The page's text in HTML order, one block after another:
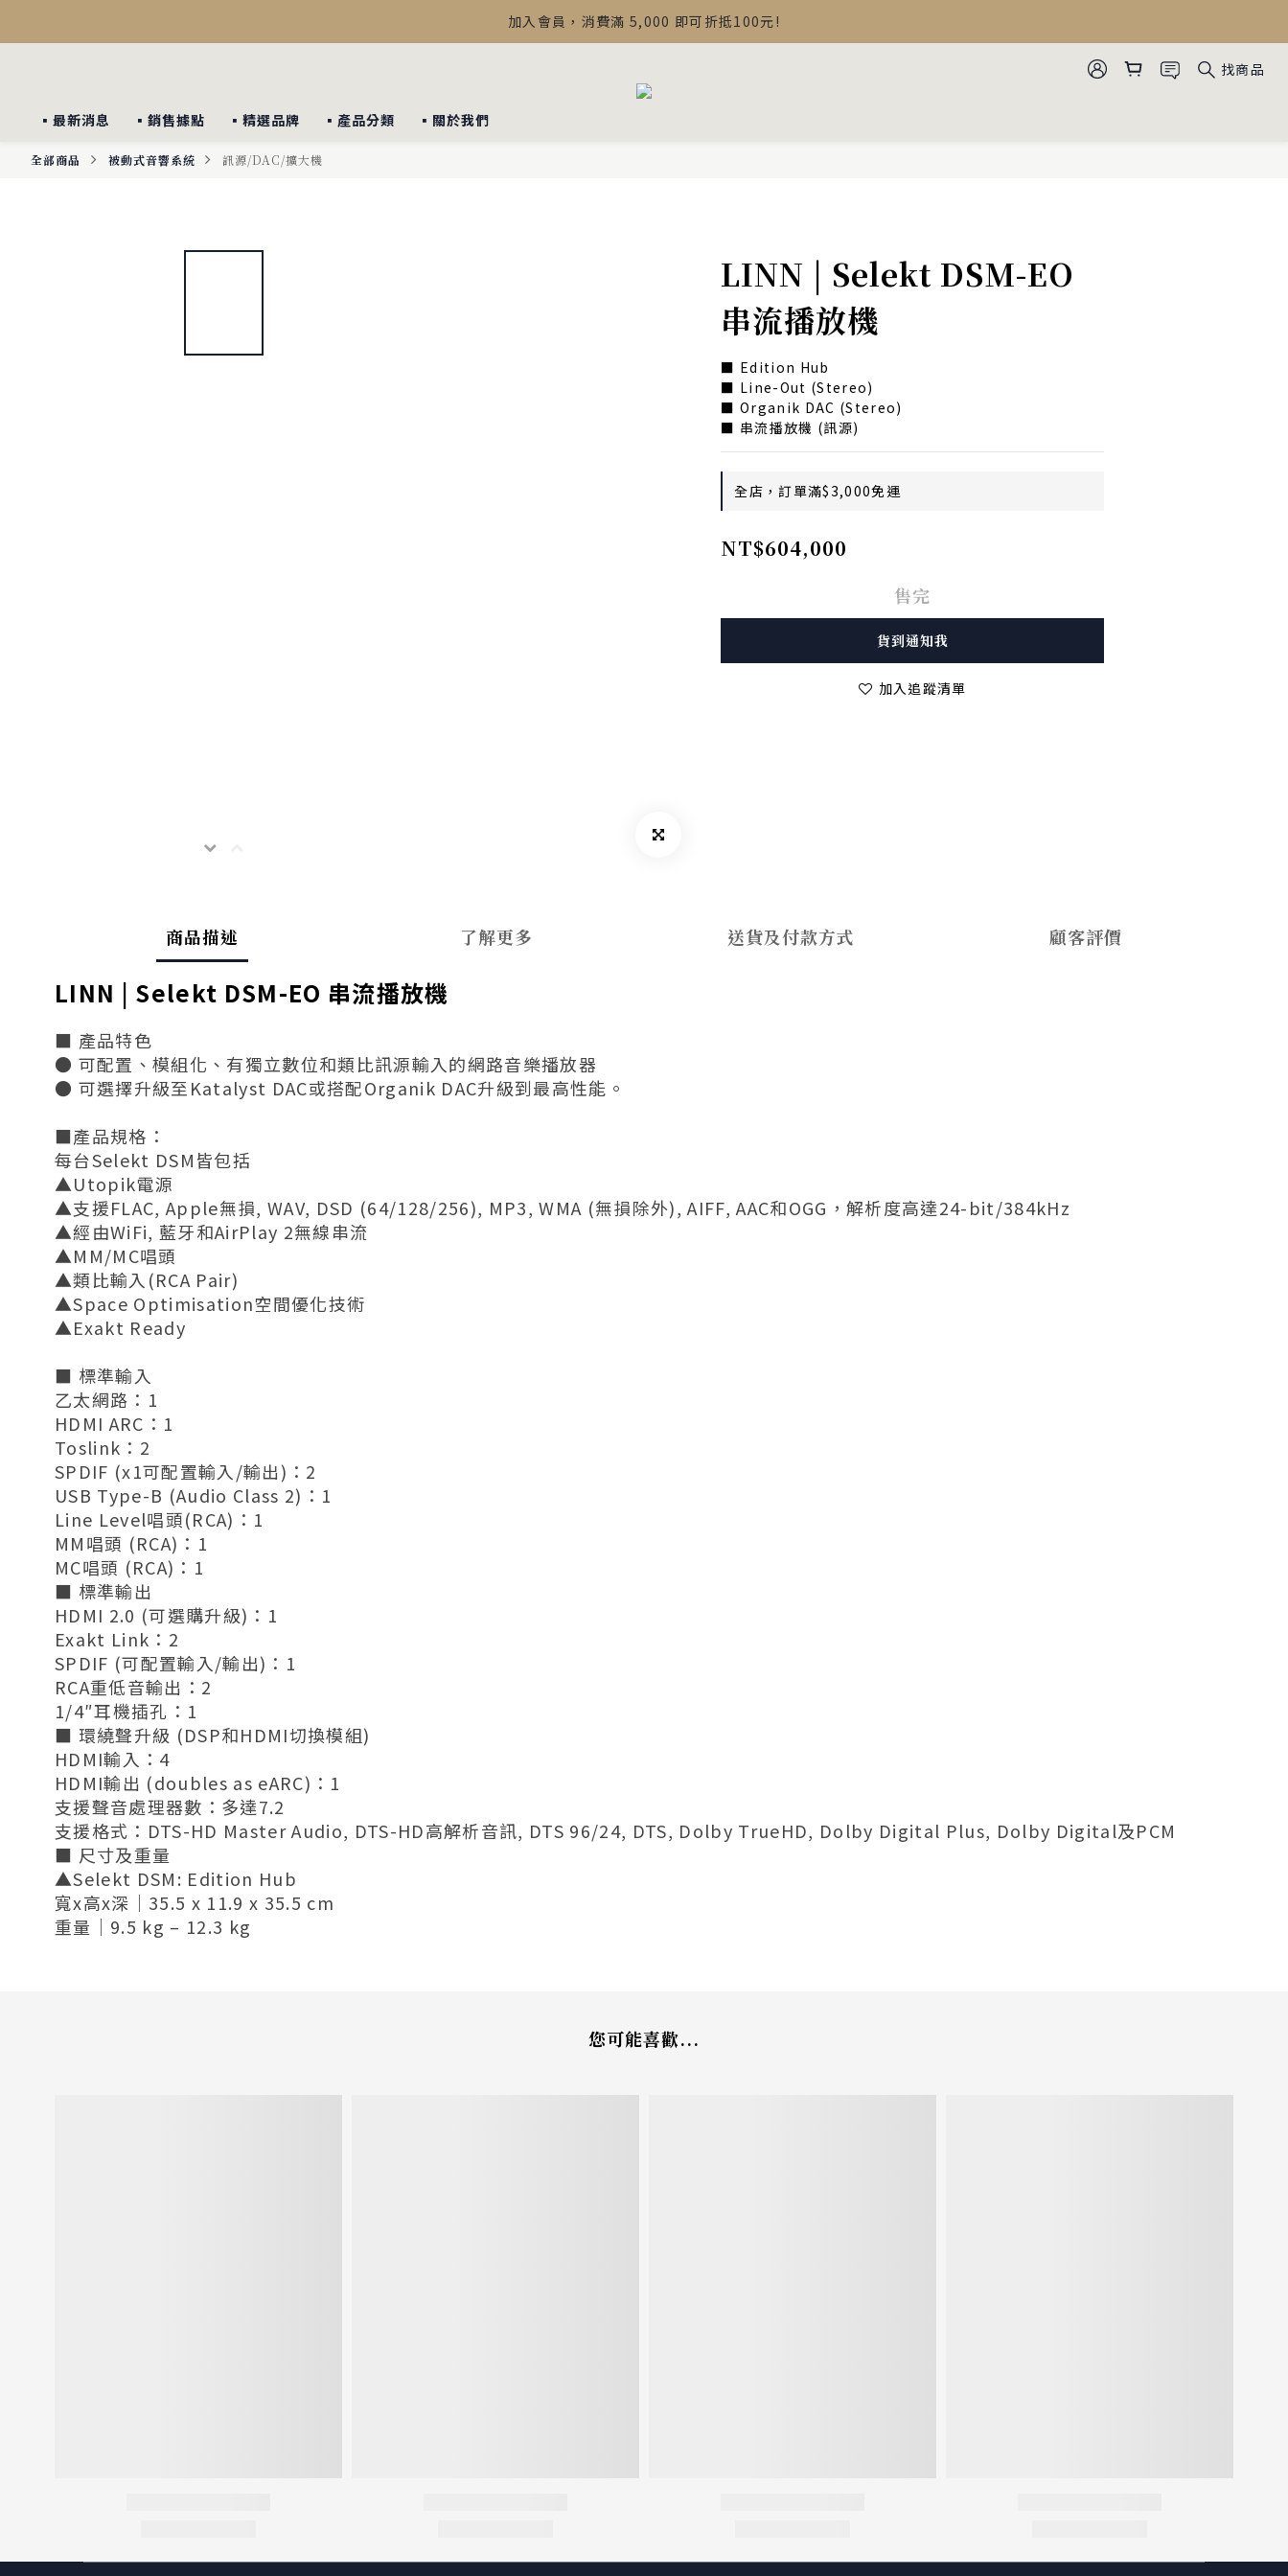
【最新公告】Devialet Mania 盒內配件調整說明
加入會員，消費滿 5,000 即可折抵100元!
找商品
▪︎最新消息 ▪︎銷售據點 ▪︎精選品牌 ▪︎產品分類 ▪︎關於我們
全部商品 被動式音響系統 訊源/DAC/擴大機
LINN | Selekt DSM-EO
串流播放機
■ Edition Hub
■ Line-Out (Stereo)
■ Organik DAC (Stereo)
■ 串流播放機 (訊源)
全店，訂單滿$3,000免運
NT$604,000
售完
貨到通知我
加入追蹤清單
商品描述 了解更多 送貨及付款方式 顧客評價
LINN | Selekt DSM-EO 串流播放機
■ 產品特色
● 可配置、模組化、有獨立數位和類比訊源輸入的網路音樂播放器
● 可選擇升級至Katalyst DAC或搭配Organik DAC升級到最高性能。
■產品規格：
每台Selekt DSM皆包括
▲Utopik電源
▲支援FLAC, Apple無損, WAV, DSD (64/128/256), MP3, WMA (無損除外), AIFF, AAC和OGG，解析度高達24-bit/384kHz
▲經由WiFi, 藍牙和AirPlay 2無線串流
▲MM/MC唱頭
▲類比輸入(RCA Pair)
▲Space Optimisation空間優化技術
▲Exakt Ready
■ 標準輸入
乙太網路：1
HDMI ARC：1
Toslink：2
SPDIF (x1可配置輸入/輸出)：2
USB Type-B (Audio Class 2)：1
Line Level唱頭(RCA)：1
MM唱頭 (RCA)：1
MC唱頭 (RCA)：1
■ 標準輸出
HDMI 2.0 (可選購升級)：1
Exakt Link：2
SPDIF (可配置輸入/輸出)：1
RCA重低音輸出：2
1/4″耳機插孔：1
■ 環繞聲升級 (DSP和HDMI切換模組)
HDMI輸入：4
HDMI輸出 (doubles as eARC)：1
支援聲音處理器數：多達7.2
支援格式：DTS-HD Master Audio, DTS-HD高解析音訊, DTS 96/24, DTS, Dolby TrueHD, Dolby Digital Plus, Dolby Digital及PCM
■ 尺寸及重量
▲Selekt DSM: Edition Hub
寬x高x深｜35.5 x 11.9 x 35.5 cm
重量｜9.5 kg – 12.3 kg
您可能喜歡...